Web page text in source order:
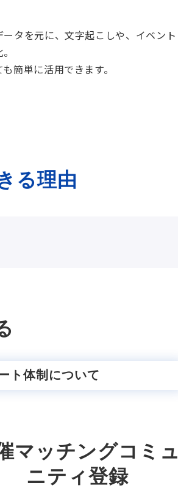
タを元に、文字起こしや、イベント
簡単に活用できます。
る理由
ト体制について
マッチングコミュ
ニティ登録